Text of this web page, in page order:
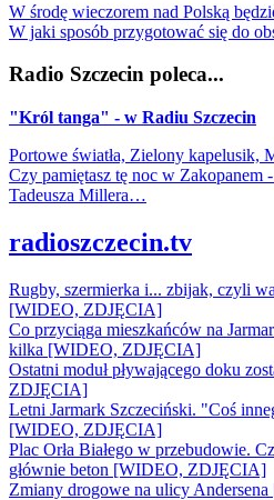
W środę wieczorem nad Polską
W jaki sposób przygotować się do
Radio Szczecin poleca...
"Król tanga" - w Radiu Szczecin
Portowe światła, Zielony kapelusik,
Czy pamiętasz tę noc w
Tadeusza Millera…
radioszczecin.tv
Rugby, szermierka i... zbijak, czyli
[WIDEO, ZDJĘCIA]
Co przyciąga mieszkańców na
kilka [WIDEO, ZDJĘCIA]
Ostatni moduł pływającego doku
ZDJĘCIA]
Letni Jarmark Szczeciński. "Coś
[WIDEO, ZDJĘCIA]
Plac Orła Białego w przebudowie.
głównie beton [WIDEO, ZDJĘCIA]
Zmiany drogowe na ulicy